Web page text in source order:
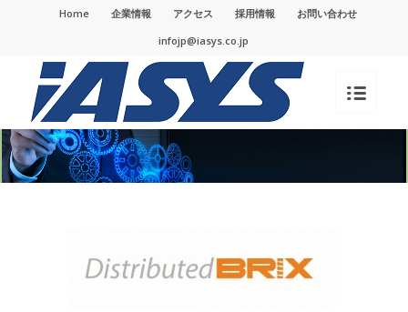
Home 企業情報 アクセス 採用情報
お問い合わせ
infojp@iasys.co.jp